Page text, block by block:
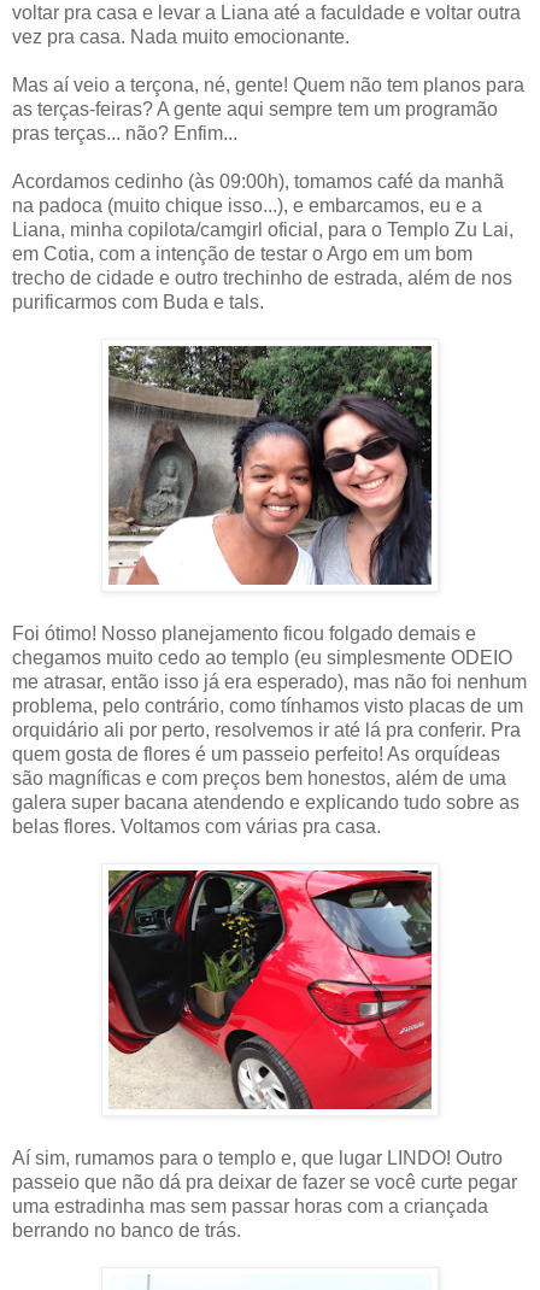
voltar pra casa e levar a Liana até a faculdade e voltar outra
vez pra casa. Nada muito emocionante.
Mas aí veio a terçona, né, gente! Quem não tem planos para
as terças-feiras? A gente aqui sempre tem um programão
pras terças... não? Enfim...
Acordamos cedinho (às 09:00h), tomamos café da manhã
na padoca (muito chique isso...), e embarcamos, eu e a
Liana, minha copilota/camgirl oficial, para o Templo Zu Lai,
em Cotia, com a intenção de testar o Argo em um bom
trecho de cidade e outro trechinho de estrada, além de nos
purificarmos com Buda e tals.
Foi ótimo! Nosso planejamento ficou folgado demais e
chegamos muito cedo ao templo (eu simplesmente ODEIO
me atrasar, então isso já era esperado), mas não foi nenhum
problema, pelo contrário, como tínhamos visto placas de um
orquidário ali por perto, resolvemos ir até lá pra conferir. Pra
quem gosta de flores é um passeio perfeito! As orquídeas
são magníficas e com preços bem honestos, além de uma
galera super bacana atendendo e explicando tudo sobre as
belas flores. Voltamos com várias pra casa.
Aí sim, rumamos para o templo e, que lugar LINDO! Outro
passeio que não dá pra deixar de fazer se você curte pegar
uma estradinha mas sem passar horas com a criançada
berrando no banco de trás.